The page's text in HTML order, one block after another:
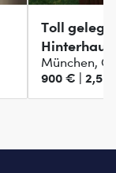
Toll
München,
900 € | 2,5